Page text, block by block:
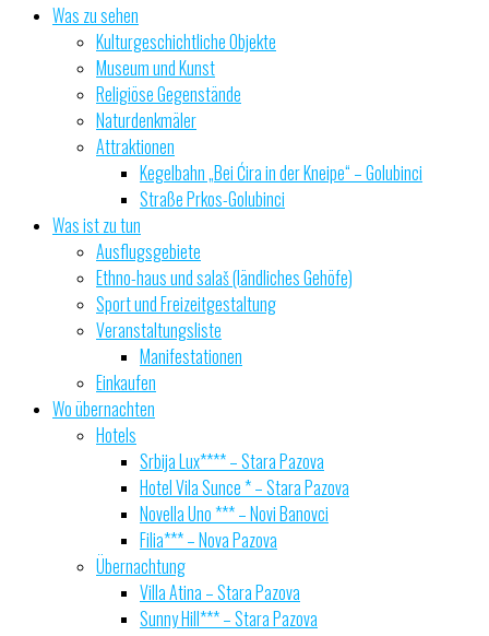
Was zu sehen
Kulturgeschichtliche Objekte
Museum und Kunst
Religiöse Gegenstände
Naturdenkmäler
Attraktionen
Kegelbahn „Bei Ćira in der Kneipe“ – Golubinci
Straße Prkos-Golubinci
Was ist zu tun
Ausflugsgebiete
Ethno-haus und salaš (ländliches Gehöfe)
Sport und Freizeitgestaltung
Veranstaltungsliste
Manifestationen
Einkaufen
Wo übernachten
Hotels
Srbija Lux**** – Stara Pazova
Hotel Vila Sunce * – Stara Pazova
Novella Uno *** – Novi Banovci
Filia*** – Nova Pazova
Übernachtung
Villa Atina – Stara Pazova
Sunny Hill*** – Stara Pazova